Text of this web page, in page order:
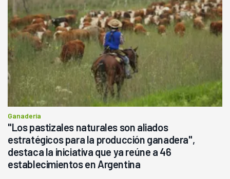
Ganadería
"Los pastizales naturales son aliados
estratégicos para la producción ganadera",
destaca la iniciativa que ya reúne a 46
establecimientos en Argentina